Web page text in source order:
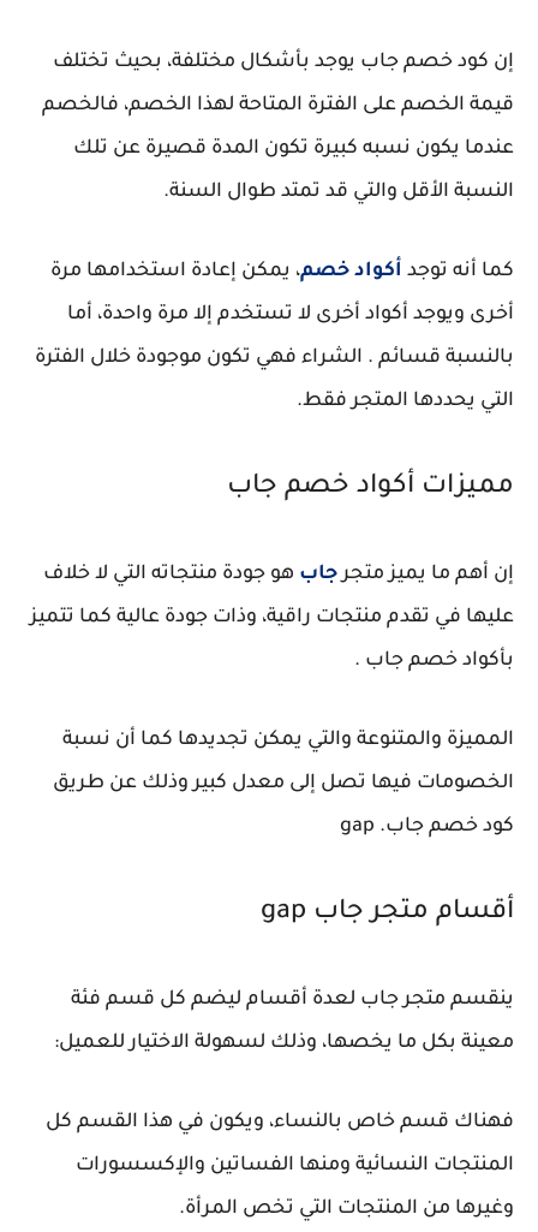
إن كود خصم جاب يوجد بأشكال مختلفة، بحيث تختلف
قيمة الخصم على الفترة المتاحة لهذا الخصم، فالخصم
عندما يكون نسبه كبيرة تكون المدة قصيرة عن تلك
النسبة الأقل والتي قد تمتد طوال السنة.
كما أنه توجد أكواد خصم، يمكن إعادة استخدامها مرة
أخرى ويوجد أكواد أخرى لا تستخدم إلا مرة واحدة، أما
بالنسبة قسائم . الشراء فهي تكون موجودة خلال الفترة
التي يحددها المتجر فقط.
مميزات أكواد خصم جاب
إن أهم ما يميز متجرجاب هو جودة منتجاته التي لا خلاف
عليها في تقدم منتجات راقية، وذات جودة عالية كما تتميز
بأكواد خصم جاب .
المميزة والمتنوعة والتي يمكن تجديدها كما أن نسبة
الخصومات فيها تصل إلى معدل كبير وذلك عن طريق
كود خصم جاب. gap
أقسام متجر جاب gap
ينقسم متجر جاب لعدة أقسام ليضم كل قسم فئة
معينة بكل ما يخصها، وذلك لسهولة الاختيار للعميل:
فهناك قسم خاص بالنساء، ويكون في هذا القسم كل
المنتجات النسائية ومنها الفساتين والإكسسورات
وغيرها من المنتجات التي تخص المرأة.